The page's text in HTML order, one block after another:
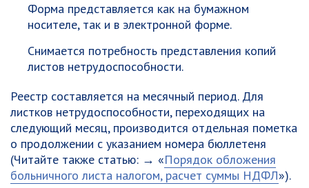
Форма представляется как на бумажном
носителе, так и в электронной форме.
Снимается потребность представления копий
листов нетрудоспособности.
Реестр составляется на месячный период. Для
листков нетрудоспособности, переходящих на
следующий месяц, производится отдельная пометка
о продолжении с указанием номера бюллетеня
(Читайте также статью: → «Порядок обложения
больничного листа налогом, расчет суммы НДФЛ»).